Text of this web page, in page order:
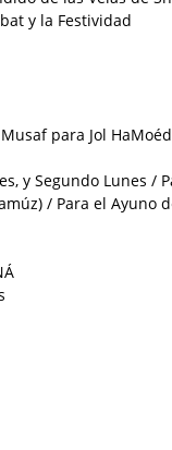
y la Festividad
para Jol
y Segundo Lunes /
/ Para el